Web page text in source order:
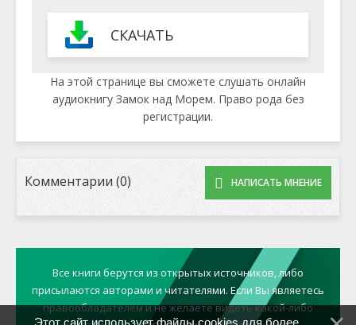
СКАЧАТЬ
На этой странице вы сможете слушать онлайн
аудиокнигу Замок над Морем. Право рода без
регистрации.
Комментарии (0) НАПИСАТЬ МНЕНИЕ
Все книги берутся из открытых источников, либо
присылаются авторами и читателями. Если Вы являетесь
правообладателем и не желаете видеть какой-либо
Этот сайт использует файлы cookies для более